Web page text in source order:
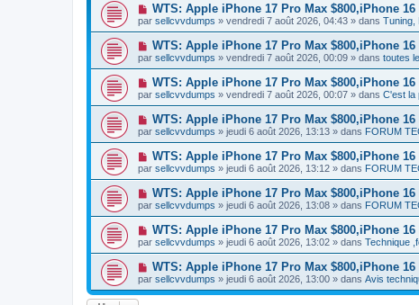
N
o
u
v
e
a
u
m
e
s
s
a
g
e
WTS: Apple iPhone 17 Pro Max $800,iPhone
par sellcvvdumps » vendredi 7 août 2026, 04:43 » dans Tuning,
N
o
u
v
e
a
u
m
e
s
s
a
g
e
WTS: Apple iPhone 17 Pro Max $800,iPhone
par sellcvvdumps » vendredi 7 août 2026, 00:09 » dans toutes
N
o
u
v
e
a
u
m
e
s
s
a
g
e
WTS: Apple iPhone 17 Pro Max $800,iPhone
par sellcvvdumps » vendredi 7 août 2026, 00:07 » dans C'est la
N
o
u
v
e
a
u
m
e
s
s
a
g
e
WTS: Apple iPhone 17 Pro Max $800,iPhone
par sellcvvdumps » jeudi 6 août 2026, 13:13 » dans FORUM
N
o
u
v
e
a
u
m
e
s
s
a
g
e
WTS: Apple iPhone 17 Pro Max $800,iPhone
par sellcvvdumps » jeudi 6 août 2026, 13:12 » dans FORUM
N
o
u
v
e
a
u
m
e
s
s
WTS: Apple iPhone 17 Pro Max $800,iPhone
par sellcvvdumps » jeudi 6 août 2026, 13:08 » dans FORUM
N
o
u
v
e
a
u
WTS: Apple iPhone 17 Pro Max $800,iPhone
par sellcvvdumps » jeudi 6 août 2026, 13:02 » dans Technique
N
o
u
v
WTS: Apple iPhone 17 Pro Max $800,iPhone
par sellcvvdumps » jeudi 6 août 2026, 13:00 » dans Avis